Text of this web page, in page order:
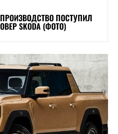
ПОСТУПИЛ
SKODA (ФОТО)